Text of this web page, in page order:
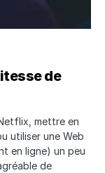
de
mettre en
utiliser une Web
en ligne) un peu
de